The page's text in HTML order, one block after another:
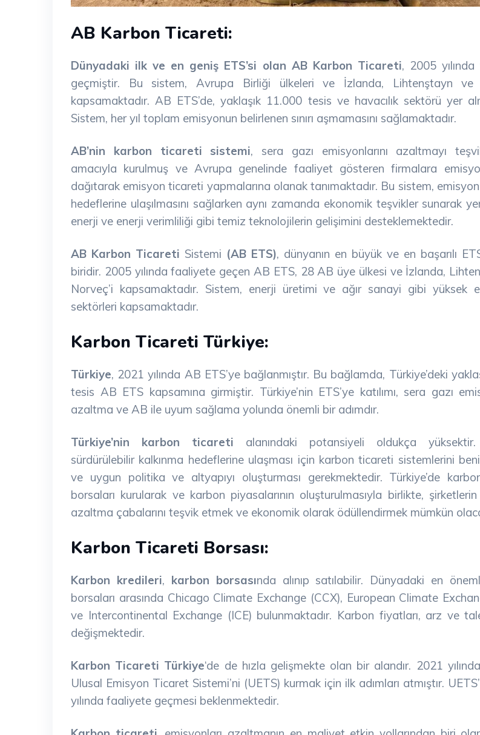
AB Karbon Ticareti:
Dünyadaki ilk ve en geniş ETS’si olan AB Karbon Ticareti, 2005
geçmiştir. Bu sistem, Avrupa Birliği ülkeleri ve İzlanda, Lihtenştayn ve
kapsamaktadır. AB ETS’de, yaklaşık 11.000 tesis ve havacılık sektörü yer
Sistem, her yıl toplam emisyonun belirlenen sınırı aşmamasını sağlamaktadır.
AB’nin karbon ticareti sistemi, sera gazı emisyonlarını azaltmayı
amacıyla kurulmuş ve Avrupa genelinde faaliyet gösteren firmalara
dağıtarak emisyon ticareti yapmalarına olanak tanımaktadır. Bu sistem,
hedeflerine ulaşılmasını sağlarken aynı zamanda ekonomik teşvikler sunarak
enerji ve enerji verimliliği gibi temiz teknolojilerin gelişimini desteklemektedir.
AB Karbon Ticareti Sistemi (AB ETS), dünyanın en büyük ve en başarılı
biridir. 2005 yılında faaliyete geçen AB ETS, 28 AB üye ülkesi ve İzlanda,
Norveç’i kapsamaktadır. Sistem, enerji üretimi ve ağır sanayi gibi yüksek
sektörleri kapsamaktadır.
Karbon Ticareti Türkiye:
Türkiye, 2021 yılında AB ETS’ye bağlanmıştır. Bu bağlamda, Türkiye’deki
tesis AB ETS kapsamına girmiştir. Türkiye’nin ETS’ye katılımı, sera gazı
azaltma ve AB ile uyum sağlama yolunda önemli bir adımdır.
Türkiye’nin karbon ticareti alanındaki potansiyeli oldukça
sürdürülebilir kalkınma hedeflerine ulaşması için karbon ticareti sistemlerini
ve uygun politika ve altyapıyı oluşturması gerekmektedir. Türkiye’de
borsaları kurularak ve karbon piyasalarının oluşturulmasıyla birlikte,
azaltma çabalarını teşvik etmek ve ekonomik olarak ödüllendirmek mümkün
Karbon Ticareti Borsası:
Karbon kredileri, karbon borsasında alınıp satılabilir. Dünyadaki en
borsaları arasında Chicago Climate Exchange (CCX), European Climate
ve Intercontinental Exchange (ICE) bulunmaktadır. Karbon fiyatları, arz ve
değişmektedir.
Karbon Ticareti Türkiye‘de de hızla gelişmekte olan bir alandır. 2021
Ulusal Emisyon Ticaret Sistemi’ni (UETS) kurmak için ilk adımları atmıştır.
yılında faaliyete geçmesi beklenmektedir.